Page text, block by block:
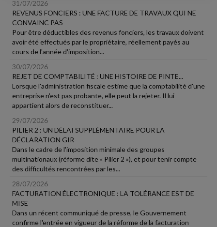
31/07/2026
REVENUS FONCIERS : UNE FACTURE DE TRAVAUX QUI NE
CONVAINC PAS
Pour être déductibles des revenus fonciers, les travaux doivent
avoir été effectués par le propriétaire, réellement payés au
cours de l'année d'imposition...
30/07/2026
REJET DE COMPTABILITÉ : UNE HISTOIRE DE PINTE...
Lorsque l'administration fiscale estime que la comptabilité d'une
entreprise n'est pas probante, elle peut la rejeter. Il lui
appartient alors de reconstituer...
29/07/2026
PILIER 2 : UN DÉLAI SUPPLÉMENTAIRE POUR LA
DÉCLARATION GIR
Dans le cadre de l'imposition minimale des groupes
multinationaux (réforme dite « Pilier 2 »), et pour tenir compte
des difficultés rencontrées par les...
28/07/2026
FACTURATION ÉLECTRONIQUE : LA TOLÉRANCE EST DE
MISE
Dans un récent communiqué de presse, le Gouvernement
confirme l'entrée en vigueur de la réforme de la facturation